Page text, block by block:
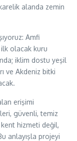
alanda zemin
Amfi
olacak kuru
iklim dostu yeşil
ve Akdeniz bitki
erişimi
güvenli, temiz
hizmeti değil,
anlayışla projeyi